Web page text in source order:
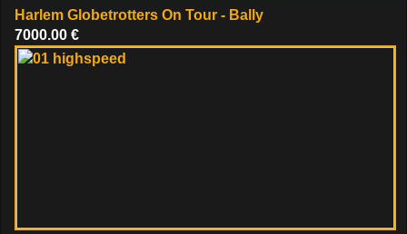
Harlem Globetrotters On Tour - Bally
7000.00 €